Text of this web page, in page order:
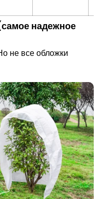
надежное
не все обложки